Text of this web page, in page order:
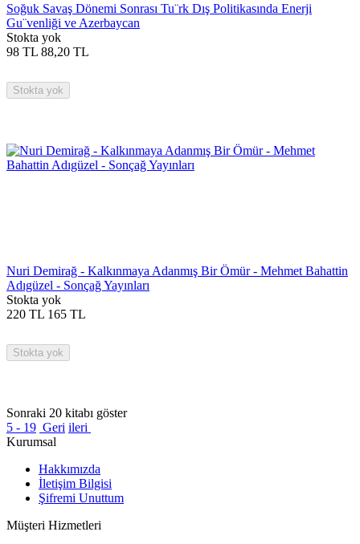
Soğuk Savaş Dönemi Sonrası Tu¨rk Dış Politikasında Enerji
Gu¨venliği ve Azerbaycan
Stokta yok
98 TL 88,20 TL
Stokta yok
Nuri Demirağ - Kalkınmaya Adanmış Bir Ömür - Mehmet Bahattin
Adıgüzel - Sonçağ Yayınları
Stokta yok
220 TL 165 TL
Stokta yok
Sonraki 20 kitabı göster
5 - 19 Geri ileri
Kurumsal
Hakkımızda
İletişim Bilgisi
Şifremi Unuttum
Müşteri Hizmetleri